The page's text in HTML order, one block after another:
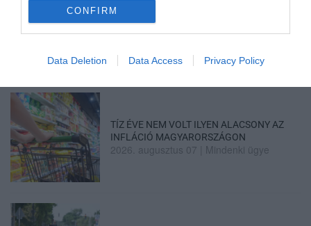
CONFIRM
Data Deletion Data Access Privacy Policy
ÚJRAINDULNAK A KORÁBBAN
LEÁLLÍTOTT SZOLGÁLTATÁSOK AZ EGRI...
2026. augusztus 07|Eger ügye
TÍZ ÉVE NEM VOLT ILYEN ALACSONY AZ
INFLÁCIÓ MAGYARORSZÁGON
2026. augusztus 07 Mindenki ügye